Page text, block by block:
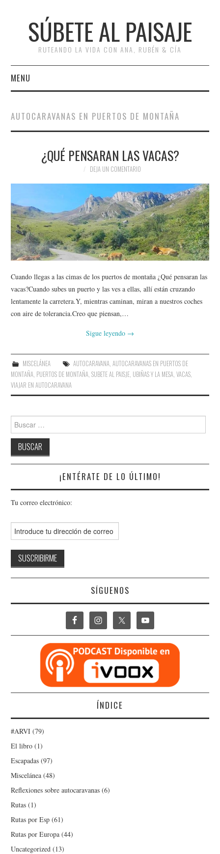
SÚBETE AL PAISAJE
RUTEANDO LA VIDA CON ANA, RUBÉN & CÍA
MENU
RUTAS
ESCAPADAS
#ARVI
AMIGOS
CONTACTO
AUTOCARAVANAS EN PUERTOS DE MONTAÑA
¿QUÉ PENSARAN LAS VACAS?
DEJA UN COMENTARIO
Cuando llegas a las cimas de los puertos de montaña ¿Qué pensaran las
vacas?Cuando subes un puerto y las ves a ellas, allí están cruzando
lentamente la carretera.Y, mientras caminan, miran a nuestros coches
con aire de tolerancia.Creo que piensan,…
Sigue leyendo →
MISCELÁNEA AUTOCARAVANA, AUTOCARAVANAS EN PUERTOS DE
MONTAÑA, PUERTOS DE MONTAÑA,SUBETE AL PAISJE, UBIÑAS Y LA MESA,VACAS,
VIAJAR EN AUTOCARAVANA
Buscar:
¡ENTÉRATE DE LO ÚLTIMO!
Tu correo electrónico:
SÍGUENOS
ÍNDICE
#ARVI (79)
El libro (1)
Escapadas (97)
Miscelánea (48)
Reflexiones sobre autocaravanas (6)
Rutas (1)
Rutas por Esp (61)
Rutas por Europa (44)
Uncategorized (13)